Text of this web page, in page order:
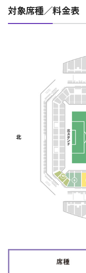
対象席種／料金表